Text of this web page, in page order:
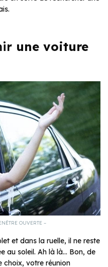
une voiture
OUVERTE –
et dans la ruelle, il ne reste
au soleil. Ah là là… Bon, de
choix, votre réunion